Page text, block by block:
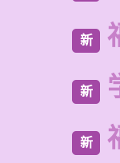
新
新
新